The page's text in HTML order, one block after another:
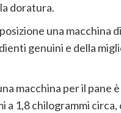
doratura.
una
genuini e della
macchina per il pane
a 1,8 chilogrammi